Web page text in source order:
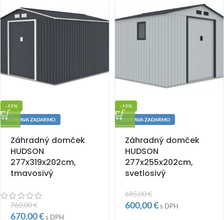
-12%
DOPRAVA ZADARMO
Záhradný domček
HUDSON
277x319x202cm,
tmavosivý
760,00€
670,00€s DPH
-12%
DOPRAVA ZADARMO
Záhradný domček
HUDSON
277x255x202cm,
svetlosivý
685,00€
600,00€s DPH